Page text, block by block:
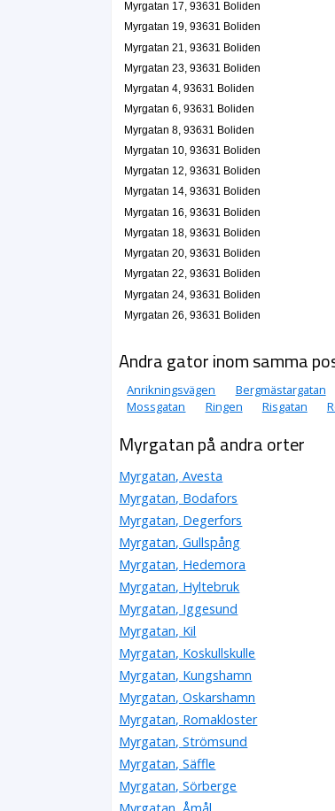
Myrgatan 17, 93631 Boliden
Myrgatan 19, 93631 Boliden
Myrgatan 21, 93631 Boliden
Myrgatan 23, 93631 Boliden
Myrgatan 4, 93631 Boliden
Myrgatan 6, 93631 Boliden
Myrgatan 8, 93631 Boliden
Myrgatan 10, 93631 Boliden
Myrgatan 12, 93631 Boliden
Myrgatan 14, 93631 Boliden
Myrgatan 16, 93631 Boliden
Myrgatan 18, 93631 Boliden
Myrgatan 20, 93631 Boliden
Myrgatan 22, 93631 Boliden
Myrgatan 24, 93631 Boliden
Myrgatan 26, 93631 Boliden
Andra gator inom samma
Anrikningsvägen Bergmästargatan
Mossgatan
Ringen Risgatan
Myrgatan på andra orter
Myrgatan, Avesta
Myrgatan, Bodafors
Myrgatan, Degerfors
Myrgatan, Gullspång
Myrgatan, Hedemora
Myrgatan, Hyltebruk
Myrgatan, Iggesund
Myrgatan, Kil
Myrgatan, Koskullskulle
Myrgatan, Kungshamn
Myrgatan, Oskarshamn
Myrgatan, Romakloster
Myrgatan, Strömsund
Myrgatan, Säffle
Myrgatan, Sörberge